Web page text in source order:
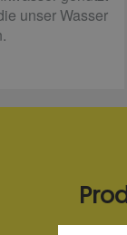
unser Wasser